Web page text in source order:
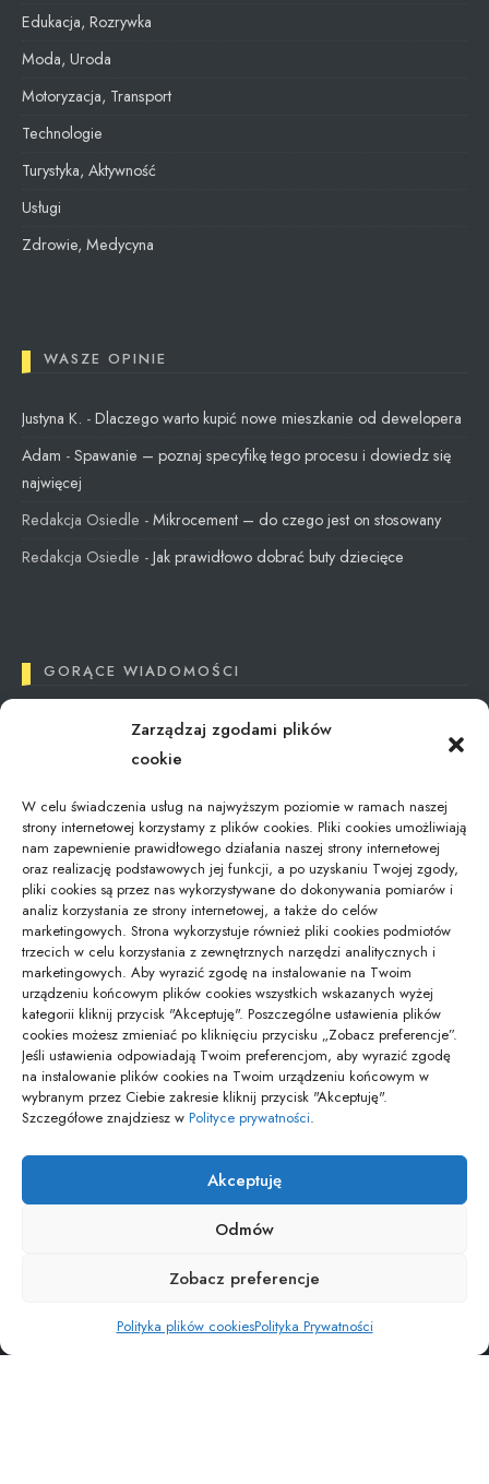
Zarządzaj zgodami plików
cookie
W celu świadczenia usług na najwyższym poziomie w ramach naszej
strony internetowej korzystamy z plików cookies. Pliki cookies umożliwiają
nam zapewnienie prawidłowego działania naszej strony internetowej
oraz realizację podstawowych jej funkcji, a po uzyskaniu Twojej zgody,
pliki cookies są przez nas wykorzystywane do dokonywania pomiarów i
analiz korzystania ze strony internetowej, a także do celów
marketingowych. Strona wykorzystuje również pliki cookies podmiotów
trzecich w celu korzystania z zewnętrznych narzędzi analitycznych i
marketingowych. Aby wyrazić zgodę na instalowanie na Twoim
urządzeniu końcowym plików cookies wszystkich wskazanych wyżej
kategorii kliknij przycisk "Akceptuję". Poszczególne ustawienia plików
cookies możesz zmieniać po kliknięciu przycisku „Zobacz preferencje”.
Jeśli ustawienia odpowiadają Twoim preferencjom, aby wyrazić zgodę
na instalowanie plików cookies na Twoim urządzeniu końcowym w
wybranym przez Ciebie zakresie kliknij przycisk "Akceptuję".
Szczegółowe znajdziesz w Polityce prywatności.
Akceptuję
Odmów
Zobacz preferencje
Polityka plików cookiesPolityka Prywatności
Edukacja, Rozrywka
Moda, Uroda
Motoryzacja, Transport
Technologie
Turystyka, Aktywność
Usługi
Zdrowie, Medycyna
WASZE OPINIE
Justyna K. - Dlaczego warto kupić nowe mieszkanie od dewelopera
Adam - Spawanie – poznaj specyfikę tego procesu i dowiedz się
najwięcej
Redakcja Osiedle - Mikrocement – do czego jest on stosowany
Redakcja Osiedle - Jak prawidłowo dobrać buty dziecięce
GORĄCE WIADOMOŚCI
Tax Reimbursement in Poland: What You Need
to Know
12/09/2024
Jaki kod odpadu dla świetlówek – aktualna…
01/02/2026
Gdzie zostawić bagaż podczas zwiedzania
Modlina –…
16/10/2025
pozyjonowanie lokalne
Copyright © Osiedle Wiadomości. Wszelkie prawa zastrzezone